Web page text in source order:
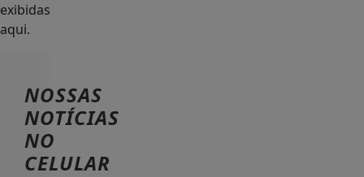
exibidas
aqui.
NOSSAS
NOTÍCIAS
NO
CELULAR